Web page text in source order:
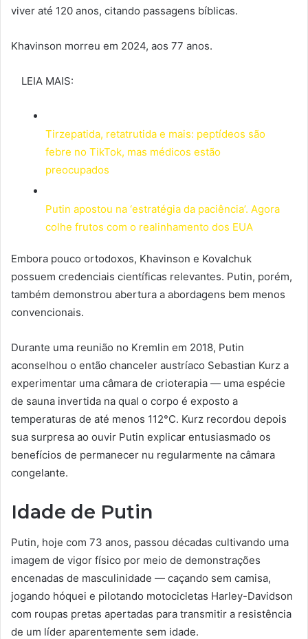
viver até 120 anos, citando passagens bíblicas.
Khavinson morreu em 2024, aos 77 anos.
LEIA MAIS:
Tirzepatida, retatrutida e mais: peptídeos são
febre no TikTok, mas médicos estão
preocupados
Putin apostou na ‘estratégia da paciência’. Agora
colhe frutos com o realinhamento dos EUA
Embora pouco ortodoxos, Khavinson e Kovalchuk
possuem credenciais científicas relevantes. Putin, porém,
também demonstrou abertura a abordagens bem menos
convencionais.
Durante uma reunião no Kremlin em 2018, Putin
aconselhou o então chanceler austríaco Sebastian Kurz a
experimentar uma câmara de crioterapia — uma espécie
de sauna invertida na qual o corpo é exposto a
temperaturas de até menos 112°C. Kurz recordou depois
sua surpresa ao ouvir Putin explicar entusiasmado os
benefícios de permanecer nu regularmente na câmara
congelante.
Idade de Putin
Putin, hoje com 73 anos, passou décadas cultivando uma
imagem de vigor físico por meio de demonstrações
encenadas de masculinidade — caçando sem camisa,
jogando hóquei e pilotando motocicletas Harley-Davidson
com roupas pretas apertadas para transmitir a resistência
de um líder aparentemente sem idade.